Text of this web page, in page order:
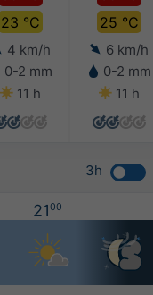
23 °C
4 km/h
0-2 mm
11 h
25 °C
6 km/h
0-2 mm
11 h
3h
2100